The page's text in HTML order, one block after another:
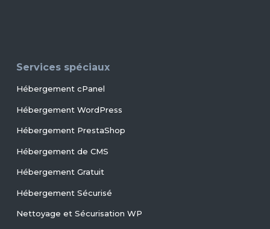
Services spéciaux
Hébergement cPanel
Hébergement WordPress
Hébergement PrestaShop
Hébergement de CMS
Hébergement Gratuit
Hébergement Sécurisé
Nettoyage et Sécurisation WP